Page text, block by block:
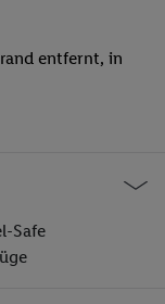
entfernt, in
Safe